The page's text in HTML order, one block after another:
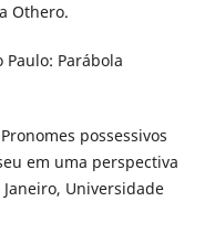
Othero.
Paulo: Parábola
possessivos
em uma perspectiva
Universidade